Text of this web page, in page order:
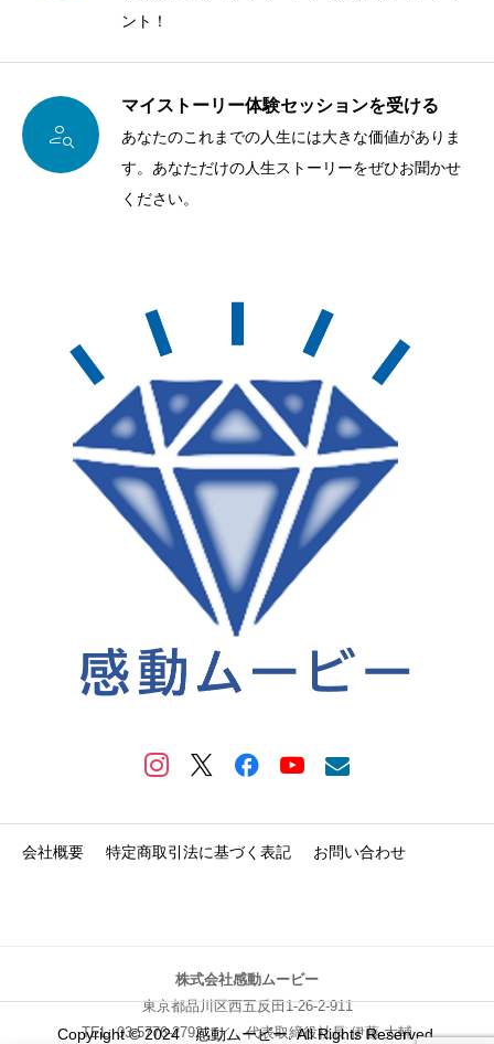
ント！

マイストーリー体験セッションを受ける
あなたのこれまでの人生には大きな価値がありま
す。あなただけの人生ストーリーをぜひお聞かせ
ください。
会社概要 特定商取引法に基づく表記 お問い合わせ
Copyright © 2024 感動ムービー. All Rights Reserved.
株式会社感動ムービー
東京都品川区西五反田1-26-2-911
TEL:03-5776-2792／ 代表取締役社長 伊藤 大輔